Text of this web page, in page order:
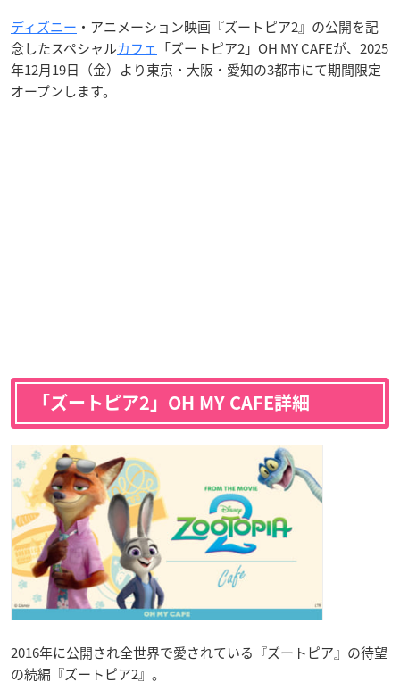
ディズニー ・アニメーション映画『ズートピア2』の公開を記
念したスペシャルカフェ 「ズートピア2」OH MY CAFEが、2025
年12月19日（金）より東京・大阪・愛知の3都市にて期間限定
オープンします。
「ズートピア2」OH MY CAFE詳細
2016年に公開され全世界で愛されている『ズートピア』の待望
の続編『ズートピア2』。